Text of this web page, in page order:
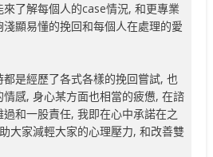
了解每個人的case情況, 和更專業
顯易懂的挽回和每個人在處理的愛
是經歷了各式各樣的挽回嘗試, 也
感, 身心某方面也相當的疲憊, 在諮
和一股責任, 我即在心中承諾在之
大家減輕大家的心理壓力, 和改善雙